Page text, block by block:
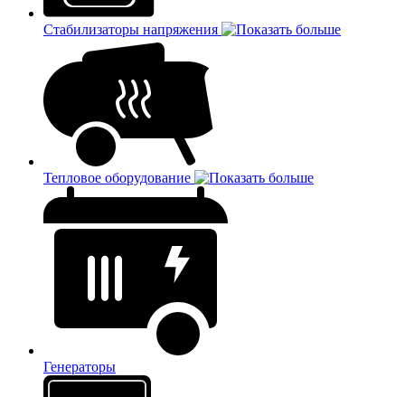
Стабилизаторы напряжения
Тепловое оборудование
Генераторы